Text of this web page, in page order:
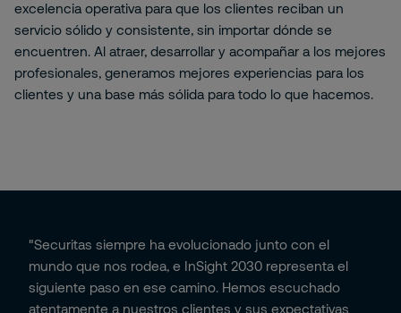
excelencia operativa para que los clientes reciban un
servicio sólido y consistente, sin importar dónde se
encuentren. Al atraer, desarrollar y acompañar a los mejores
profesionales, generamos mejores experiencias para los
clientes y una base más sólida para todo lo que hacemos.
"Securitas siempre ha evolucionado junto con el
mundo que nos rodea, e InSight 2030 representa el
siguiente paso en ese camino. Hemos escuchado
atentamente a nuestros clientes y sus expectativas